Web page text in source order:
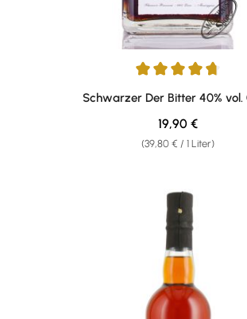
Durchschnittliche Bewertung von 4.87
Schwarzer Der Bitter 40% vol.
(39,80 € / 1 Liter)
Regulärer Preis:
19,90 €